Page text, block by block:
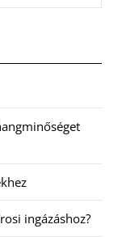
ingázáshoz?